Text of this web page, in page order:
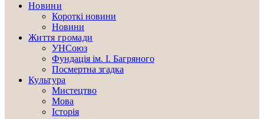
Новини
Короткі новини
Новини
Життя громади
УНСоюз
Фундація ім. І. Багряного
Посмертна згадка
Культура
Мистецтво
Мова
Історія